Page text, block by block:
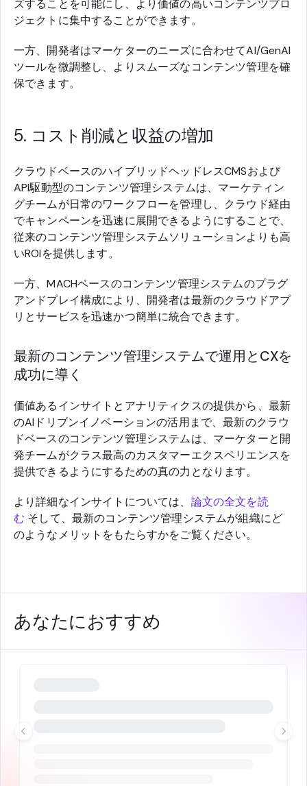
ズすることを可能にし、より価値の高いコンテンツプロ
ジェクトに集中することができます。
一方、開発者はマーケターのニーズに合わせてAI/GenAI
ツールを微調整し、よりスムーズなコンテンツ管理を確
保できます。
5. コスト削減と収益の増加
クラウドベースのハイブリッドヘッドレスCMSおよび
API駆動型のコンテンツ管理システムは、マーケティン
グチームが日常のワークフローを管理し、クラウド経由
でキャンペーンを迅速に展開できるようにすることで、
従来のコンテンツ管理システムソリューションよりも高
いROIを提供します。
一方、MACHベースのコンテンツ管理システムのプラグ
アンドプレイ構成により、開発者は最新のクラウドアプ
リとサービスを迅速かつ簡単に統合できます。
最新のコンテンツ管理システムで運用とCXを
成功に導く
価値あるインサイトとアナリティクスの提供から、最新
のAIドリブンイノベーションの活用まで、最新のクラウ
ドベースのコンテンツ管理システムは、マーケターと開
発チームがクラス最高のカスタマーエクスペリエンスを
提供できるようにするための真の力となります。
より詳細なインサイトについては、 論文の全文を読
む そして、最新のコンテンツ管理システムが組織にど
のようなメリットをもたらすかをご覧ください。
あなたにおすすめ